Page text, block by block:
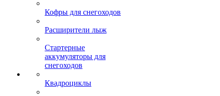
Кофры для снегоходов
Расширители лыж
Стартерные
аккумуляторы для
снегоходов
Квадроциклы